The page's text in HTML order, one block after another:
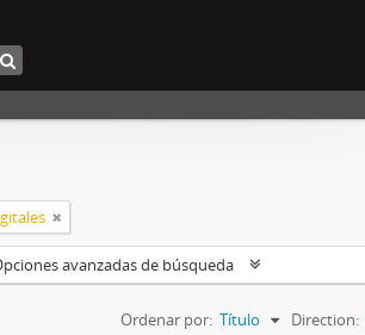
avanzadas de búsqueda
Ordenar por: Título Direction: